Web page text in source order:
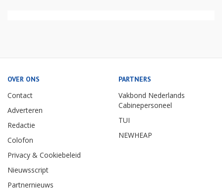
OVER ONS
Contact
Adverteren
Redactie
Colofon
Privacy & Cookiebeleid
Nieuwsscript
Partnernieuws
PARTNERS
Vakbond Nederlands
Cabinepersoneel
TUI
NEWHEAP